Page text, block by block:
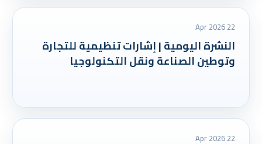
22 Apr 2026
النشرة اليومية | إشارات تنظيمية للتجارة
وتوطين الصناعة ونقل التكنولوجيا
22 Apr 2026